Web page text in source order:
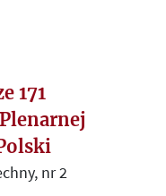
Instytucie
jej
na polskie życie
nie tylko na
171
nr 2